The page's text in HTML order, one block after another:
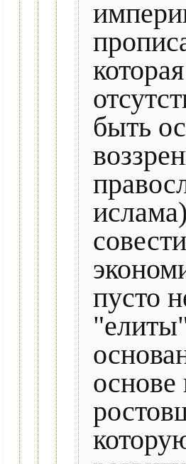
быть
пусто
основе